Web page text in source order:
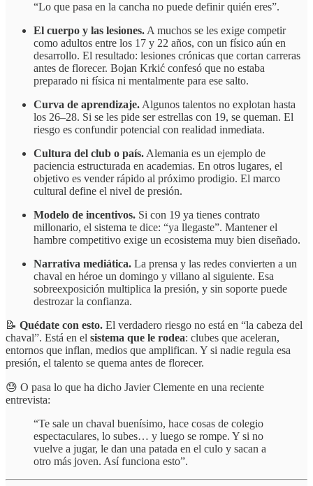
“Lo que pasa en la cancha no puede definir quién eres”.
El cuerpo y las lesiones. A muchos se les exige competir
como adultos entre los 17 y 22 años, con un físico aún en
desarrollo. El resultado: lesiones crónicas que cortan carreras
antes de florecer. Bojan Krkić confesó que no estaba
preparado ni física ni mentalmente para ese salto.
Curva de aprendizaje. Algunos talentos no explotan hasta
los 26–28. Si se les pide ser estrellas con 19, se queman. El
riesgo es confundir potencial con realidad inmediata.
Cultura del club o país. Alemania es un ejemplo de
paciencia estructurada en academias. En otros lugares, el
objetivo es vender rápido al próximo prodigio. El marco
cultural define el nivel de presión.
Modelo de incentivos. Si con 19 ya tienes contrato
millonario, el sistema te dice: “ya llegaste”. Mantener el
hambre competitivo exige un ecosistema muy bien diseñado.
Narrativa mediática. La prensa y las redes convierten a un
chaval en héroe un domingo y villano al siguiente. Esa
sobreexposición multiplica la presión, y sin soporte puede
destrozar la confianza.
📝 Quédate con esto. El verdadero riesgo no está en “la cabeza del
chaval”. Está en el sistema que le rodea: clubes que aceleran,
entornos que inflan, medios que amplifican. Y si nadie regula esa
presión, el talento se quema antes de florecer.
😓 O pasa lo que ha dicho Javier Clemente en una reciente
entrevista:
“Te sale un chaval buenísimo, hace cosas de colegio
espectaculares, lo subes… y luego se rompe. Y si no
vuelve a jugar, le dan una patada en el culo y sacan a
otro más joven. Así funciona esto”.